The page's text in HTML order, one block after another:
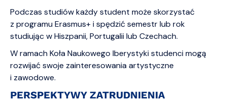
Podczas studiów każdy student może skorzystać
z programu Erasmus+ i spędzić semestr lub rok
studiując w Hiszpanii, Portugalii lub Czechach.
W ramach Koła Naukowego Iberystyki studenci mogą
rozwijać swoje zainteresowania artystyczne
i zawodowe.
PERSPEKTYWY ZATRUDNIENIA